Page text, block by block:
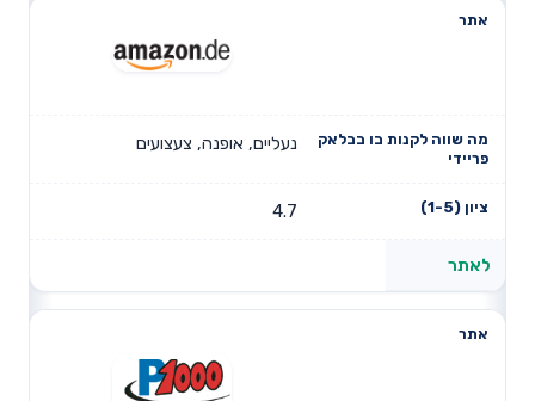
נעליים, אופנה, צעצועים
4.7
לאתר